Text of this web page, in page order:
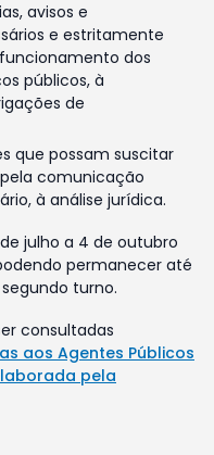
avisos e
e estritamente
dos
públicos, à
de
que possam suscitar
comunicação
à análise jurídica.
julho a 4 de outubro
permanecer até
turno.
consultadas
aos Agentes Públicos
pela